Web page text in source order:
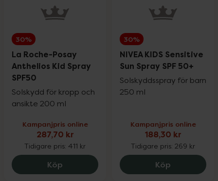
30%
La Roche-Posay
Anthelios Kid Spray
SPF50
Solskydd för kropp och
ansikte 200 ml
Kampanjpris online
287,70 kr
Tidigare pris: 411 kr
Köp La Roche-Posay Anthelios Kid Spray
30%
NIVEA KIDS Sensitive
Sun Spray SPF 50+
Solskyddsspray för barn
250 ml
Kampanjpris online
188,30 kr
Tidigare pris: 269 kr
Köp NIVEA